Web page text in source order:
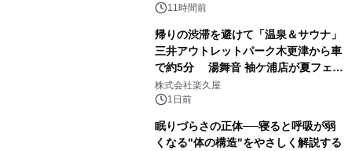
ぐっと豊かに
11時間前
帰りの渋滞を避けて「温泉＆サウナ」
三井アウトレットパーク木更津から車
で約5分 湯舞音 袖ケ浦店が夏フェア
メニューを提供
株式会社楽久屋
1日前
眠りづらさの正体──寝ると呼吸が弱
くなる"体の構造"をやさしく解説する